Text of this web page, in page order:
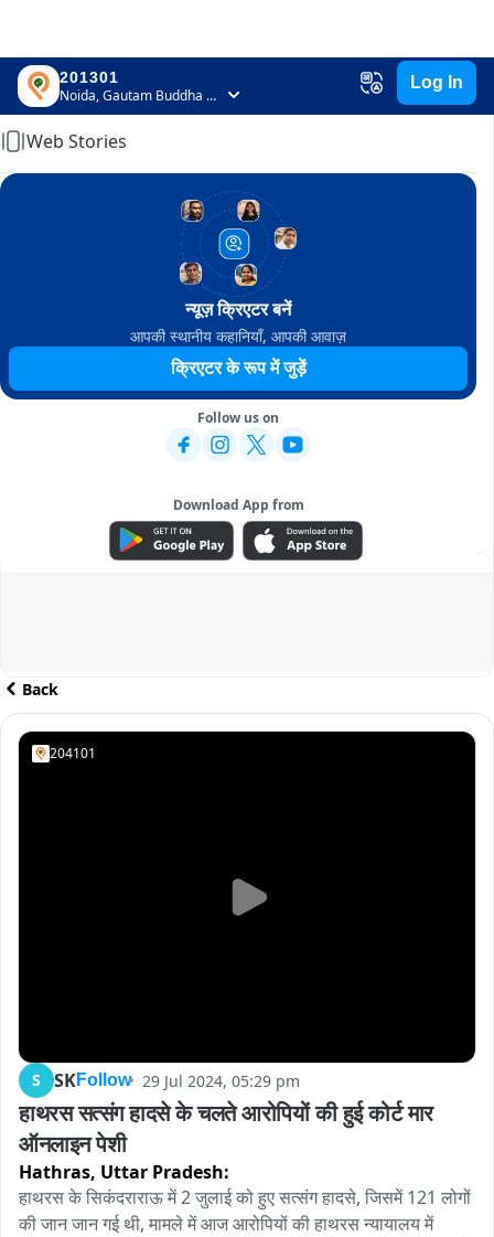
201301
Noida, Gautam Buddha Nagar, Uttar Pradesh
Log In
Home
Web Stories
न्यूज़ क्रिएटर बनें
आपकी स्थानीय कहानियाँ, आपकी आवाज़
क्रिएटर के रूप में जुड़ें
Follow us on
Download App from
ADVERTISEMENT
Back
204101
S SKFollow 29 Jul 2024, 05:29 pm
हाथरस सत्संग हादसे के चलते आरोपियों की हुई कोर्ट मार
ऑनलाइन पेशी
Hathras, Uttar Pradesh:
हाथरस के सिकंदराराऊ में 2 जुलाई को हुए सत्संग हादसे, जिसमें 121 लोगों
की जान जान गई थी, मामले में आज आरोपियों की हाथरस न्यायालय में